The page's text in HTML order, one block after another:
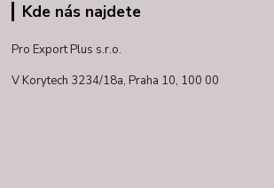
Kde nás najdete
Pro Export Plus s.r.o.
V Korytech 3234/18a, Praha 10, 100 00